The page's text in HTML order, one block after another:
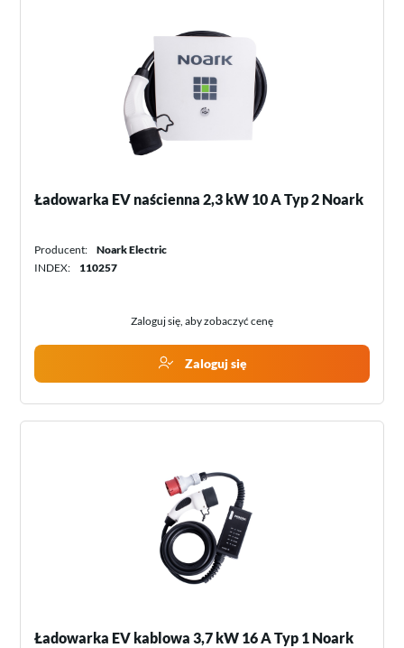
Ładowarka EV naścienna 2,3 kW 10 A Typ 2 Noark
Producent:
Noark Electric
INDEX:
110257
Zaloguj się, aby zobaczyć cenę
Zaloguj się
Ładowarka EV kablowa 3,7 kW 16 A Typ 1 Noark